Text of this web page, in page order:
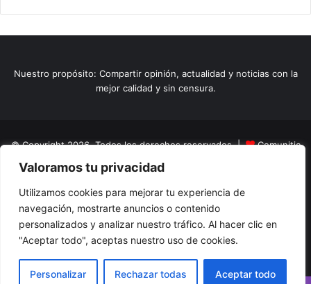
Valoramos tu privacidad
Utilizamos cookies para mejorar tu experiencia de
navegación, mostrarte anuncios o contenido
personalizados y analizar nuestro tráfico. Al hacer clic en
"Aceptar todo", aceptas nuestro uso de cookies.
Personalizar Rechazar todas Aceptar todo
Nuestro propósito: Compartir opinión, actualidad y noticias con la
mejor calidad y sin censura.
© Copyright 2026, Todos los derechos reservados |
Comunitic
SAS BICNit 901228106
Home
Actualidad Variedades Opinion Turismo
El Tinteadero
Caricaturas Reportajes
FacebookYouTubeInstagram